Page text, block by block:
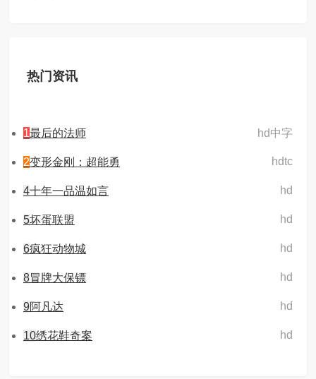
热门资讯
hd中字
1最后的法师
hdtc
2变形金刚：超能勇
hd
4十年一品温如言
hd
5坏蛋联盟
hd
6疯狂动物城
hd
8冒牌大保镖
hd
9阿凡达
hd
10绣花鞋奇案